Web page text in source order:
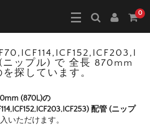
0
ップル) で 全長 870mm
探しています。
(870L)の
配管 (ニップ
いただけます。